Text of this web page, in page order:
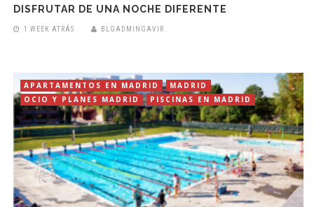
DISFRUTAR DE UNA NOCHE DIFERENTE
1 WEEK ATRÁS BLGADMINGAVIR
APARTAMENTOS EN MADRID
MADRID
OCIO Y PLANES MADRID
PISCINAS EN MADRID